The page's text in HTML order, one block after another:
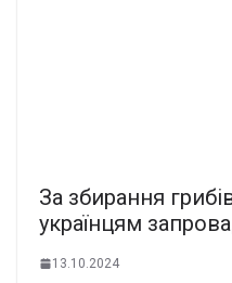
За збирання
українцям
13.10.2024